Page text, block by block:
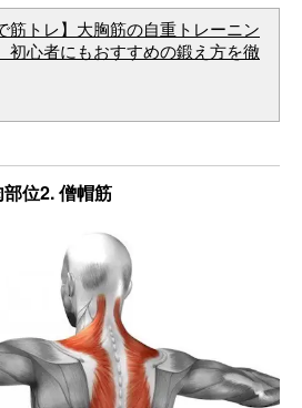
筋トレ】大胸筋の自重トレーニン
初心者にもおすすめの鍛え方を徹
位2. 僧帽筋